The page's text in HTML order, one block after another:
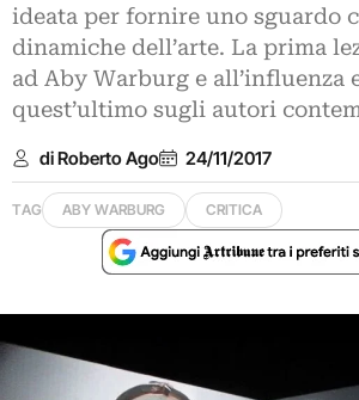
ideata per fornire uno sguardo
dinamiche dell’arte. La prima
ad Aby Warburg e all’influenza
quest’ultimo sugli autori
di Roberto Ago 24/11/2017
TAG ABY WARBURG CRITICA